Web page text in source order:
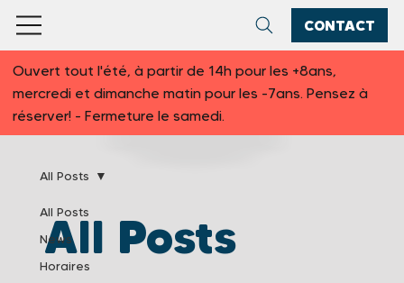
CONTACT
All Posts
News
Horaires
All Posts
All Posts
Ouvert tout l'été, à partir de 14h pour les +8ans,
mercredi et dimanche matin pour les -7ans. Pensez à
réserver! - Fermeture le samedi.